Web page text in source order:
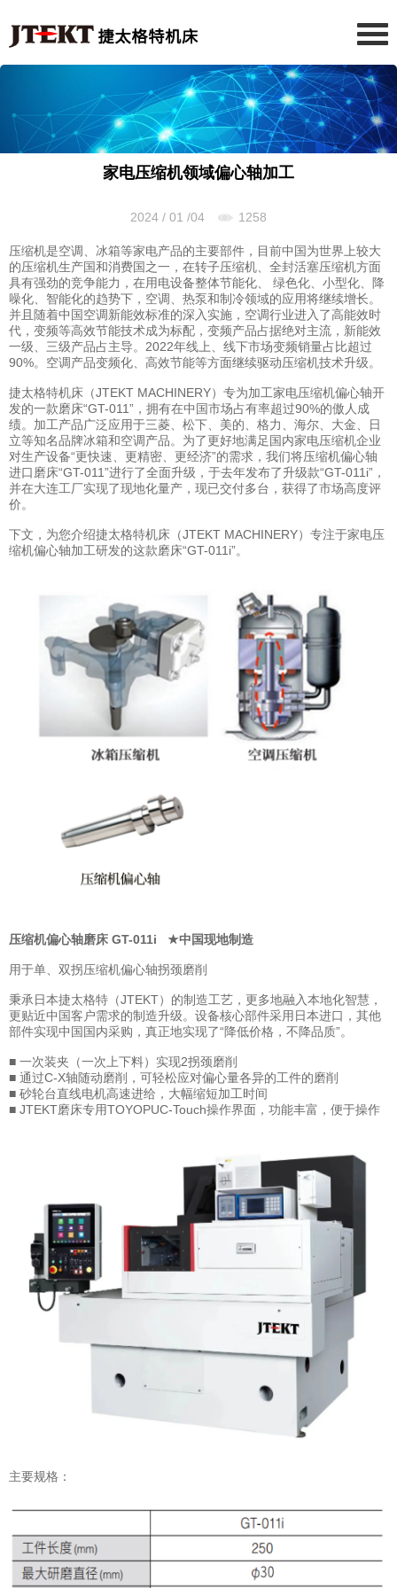
家电压缩机领域偏心轴加工
2024 / 01 /04 1258
压缩机是空调、冰箱等家电产品的主要部件，目前中国为世界上较大
的压缩机生产国和消费国之一，在转子压缩机、全封活塞压缩机方面
具有强劲的竞争能力，在用电设备整体节能化、 绿色化、小型化、降
噪化、智能化的趋势下，空调、热泵和制冷领域的应用将继续增长。
并且随着中国空调新能效标准的深入实施，空调行业进入了高能效时
代，变频等高效节能技术成为标配，变频产品占据绝对主流，新能效
一级、三级产品占主导。2022年线上、线下市场变频销量占比超过
90%。空调产品变频化、高效节能等方面继续驱动压缩机技术升级。
捷太格特机床（JTEKT MACHINERY）专为加工家电压缩机偏心轴开
发的一款磨床“GT-011”，拥有在中国市场占有率超过90%的傲人成
绩。加工产品广泛应用于三菱、松下、美的、格力、海尔、大金、日
立等知名品牌冰箱和空调产品。为了更好地满足国内家电压缩机企业
对生产设备“更快速、更精密、更经济”的需求，我们将压缩机偏心轴
进口磨床“GT-011”进行了全面升级，于去年发布了升级款“GT-011i”，
并在大连工厂实现了现地化量产，现已交付多台，获得了市场高度评
价。
下文，为您介绍捷太格特机床（JTEKT MACHINERY）专注于家电压
缩机偏心轴加工研发的这款磨床“GT-011i”。
压缩机偏心轴磨床 GT-011i ★中国现地制造
用于单、双拐压缩机偏心轴拐颈磨削
秉承日本捷太格特（JTEKT）的制造工艺，更多地融入本地化智慧，
更贴近中国客户需求的制造升级。设备核心部件采用日本进口，其他
部件实现中国国内采购，真正地实现了“降低价格，不降品质”。
■ 一次装夹（一次上下料）实现2拐颈磨削
■ 通过C-X轴随动磨削，可轻松应对偏心量各异的工件的磨削
■ 砂轮台直线电机高速进给，大幅缩短加工时间
■ JTEKT磨床专用TOYOPUC-Touch操作界面，功能丰富，便于操作
主要规格：